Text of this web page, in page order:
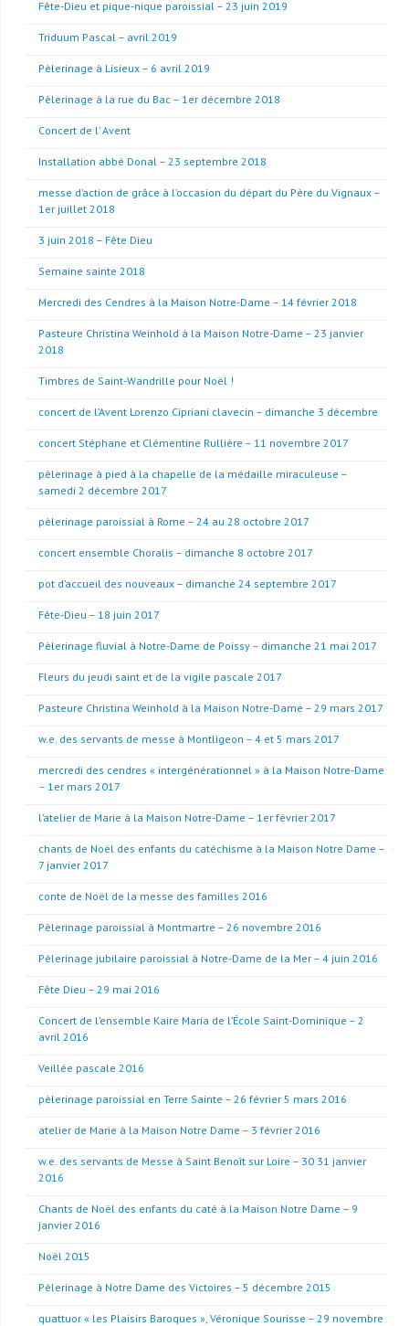
Fête-Dieu et pique-nique paroissial – 23 juin 2019
Triduum Pascal – avril 2019
Pèlerinage à Lisieux – 6 avril 2019
Pèlerinage à la rue du Bac – 1er décembre 2018
Concert de l’ Avent
Installation abbé Donal – 23 septembre 2018
messe d’action de grâce à l’occasion du départ du Père du Vignaux –
1er juillet 2018
3 juin 2018 – Fête Dieu
Semaine sainte 2018
Mercredi des Cendres à la Maison Notre-Dame – 14 février 2018
Pasteure Christina Weinhold à la Maison Notre-Dame – 23 janvier
2018
Timbres de Saint-Wandrille pour Noël !
concert de l’Avent Lorenzo Cipriani clavecin – dimanche 3 décembre
concert Stéphane et Clémentine Rullière – 11 novembre 2017
pèlerinage à pied à la chapelle de la médaille miraculeuse –
samedi 2 décembre 2017
pèlerinage paroissial à Rome – 24 au 28 octobre 2017
concert ensemble Choralis – dimanche 8 octobre 2017
pot d’accueil des nouveaux – dimanche 24 septembre 2017
Fête-Dieu – 18 juin 2017
Pèlerinage fluvial à Notre-Dame de Poissy – dimanche 21 mai 2017
Fleurs du jeudi saint et de la vigile pascale 2017
Pasteure Christina Weinhold à la Maison Notre-Dame – 29 mars 2017
w.e. des servants de messe à Montligeon – 4 et 5 mars 2017
mercredi des cendres « intergénérationnel » à la Maison Notre-Dame
– 1er mars 2017
l’atelier de Marie à la Maison Notre-Dame – 1er février 2017
chants de Noël des enfants du catéchisme à la Maison Notre Dame –
7 janvier 2017
conte de Noël de la messe des familles 2016
Pèlerinage paroissial à Montmartre – 26 novembre 2016
Pèlerinage jubilaire paroissial à Notre-Dame de la Mer – 4 juin 2016
Fête Dieu – 29 mai 2016
Concert de l’ensemble Kaire Maria de l’École Saint-Dominique – 2
avril 2016
Veillée pascale 2016
pèlerinage paroissial en Terre Sainte – 26 février 5 mars 2016
atelier de Marie à la Maison Notre Dame – 3 février 2016
w.e. des servants de Messe à Saint Benoît sur Loire – 30 31 janvier
2016
Chants de Noël des enfants du caté à la Maison Notre Dame – 9
janvier 2016
Noël 2015
Pèlerinage à Notre Dame des Victoires – 5 décembre 2015
quattuor « les Plaisirs Baroques », Véronique Sourisse – 29 novembre